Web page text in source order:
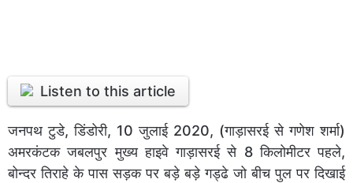
Listen to this article
जनपथ टुडे, डिंडोरी, 10 जुलाई 2020, (गाड़ासरई से गणेश शर्मा)
अमरकंटक जबलपुर मुख्य हाइवे गाड़ासरई से 8 किलोमीटर पहले,
बोन्दर तिराहे के पास सड़क पर बड़े बड़े गड्ढे जो बीच पुल पर दिखाई